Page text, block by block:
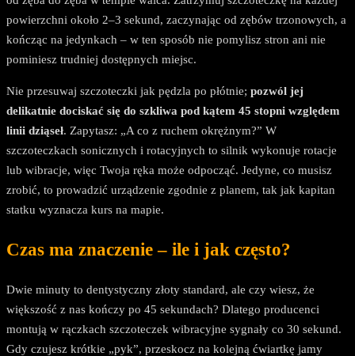
powierzchni około 2–3 sekund, zaczynając od zębów trzonowych, a
kończąc na jedynkach – w ten sposób nie pomylisz stron ani nie
pominiesz trudniej dostępnych miejsc.
Nie przesuwaj szczoteczki jak pędzla po płótnie; pozwól jej
delikatnie dociskać się do szkliwa pod kątem 45 stopni względem
linii dziąseł. Zapytasz: „A co z ruchem okrężnym?” W
szczoteczkach sonicznych i rotacyjnych to silnik wykonuje rotacje
lub wibracje, więc Twoja ręka może odpocząć. Jedyne, co musisz
zrobić, to prowadzić urządzenie zgodnie z planem, tak jak kapitan
statku wyznacza kurs na mapie.
Czas ma znaczenie – ile i jak często?
Dwie minuty to dentystyczny złoty standard, ale czy wiesz, że
większość z nas kończy po 45 sekundach? Dlatego producenci
montują w rączkach szczoteczek wibracyjne sygnały co 30 sekund.
Gdy czujesz krótkie „pyk”, przeskocz na kolejną ćwiartkę jamy